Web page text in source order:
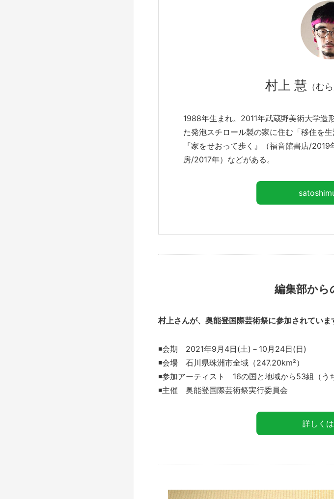
村上 慧 （む
1988年生まれ。2011年武蔵野美術大学造
た発泡スチロール製の家に住む「移住を
『家をせおって歩く』（福音館書店/
房/2017年）などがある。
編集部から
村上さんが、奥能登国際芸術祭に参加されていま
◾️会期 2021年9月4日(土)－10月24日(日)
◾️会場 石川県珠洲市全域（247.20km²）
◾️参加アーティスト 16の国と地域から53組（う
◾️主催 奥能登国際芸術祭実行委員会
詳しく